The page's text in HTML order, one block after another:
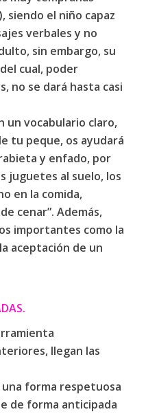
siendo el niño capaz
verbales y no
sin embargo, su
cual, poder
no se dará hasta casi
un vocabulario claro,
tu peque, os ayudará
y enfado, por
juguetes al suelo, los
en la comida,
cenar”. Además,
importantes como la
aceptación de un
llegan las
una forma respetuosa
de forma anticipada